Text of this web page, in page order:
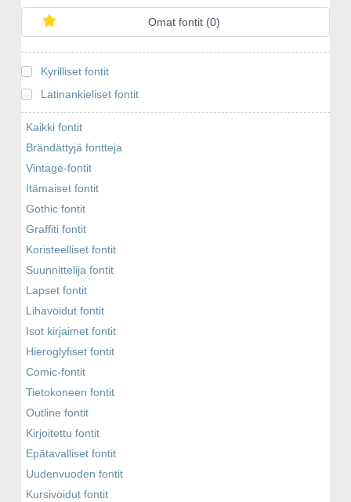
Omat fontit (0)
Kyrilliset fontit
Latinankieliset fontit
Kaikki fontit
Brändättyjä fontteja
Vintage-fontit
Itämaiset fontit
Gothic fontit
Graffiti fontit
Koristeelliset fontit
Suunnittelija fontit
Lapset fontit
Lihavoidut fontit
Isot kirjaimet fontit
Hieroglyfiset fontit
Comic-fontit
Tietokoneen fontit
Outline fontit
Kirjoitettu fontit
Epätavalliset fontit
Uudenvuoden fontit
Kursivoidut fontit